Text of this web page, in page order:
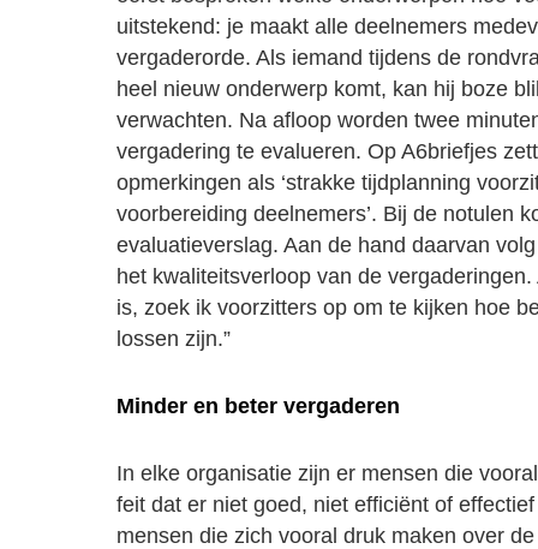
uitstekend: je maakt alle deelnemers
vergaderorde. Als iemand tijdens de
heel nieuw onderwerp komt, kan hij boze
verwachten. Na afloop worden twee
vergadering te evalueren. Op A6briefjes
opmerkingen als ‘strakke tijdplanning
voorbereiding deelnemers’. Bij de notulen
evaluatieverslag. Aan de hand daarvan
het kwaliteitsverloop van de
is, zoek ik voorzitters op om te kijken hoe
lossen zijn.”
Minder en beter vergaderen
In elke organisatie zijn er mensen die
feit dat er niet goed, niet efficiënt of
mensen die zich vooral druk maken over